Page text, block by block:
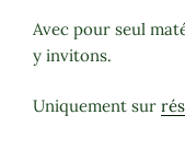
Avec pour seul
y invitons.
Uniquement sur